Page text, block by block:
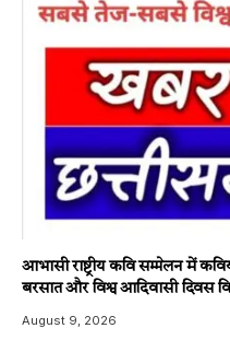
आभासी राष्ट्रीय कवि सम्मेलन में
बरसात और विश्व आदिवासी दिवस
August 9, 2026